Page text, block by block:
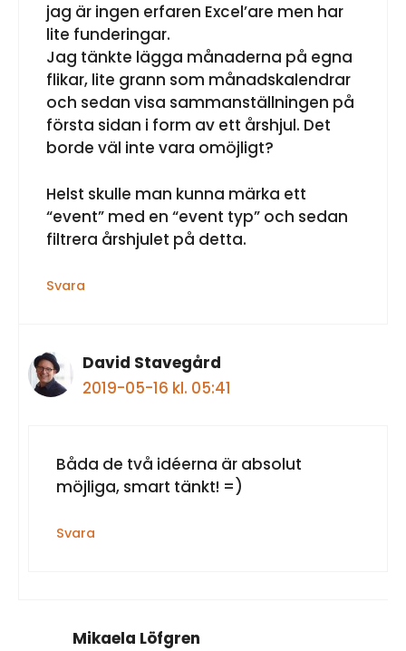
jag är ingen erfaren Excel’are men har
lite funderingar.
Jag tänkte lägga månaderna på egna
flikar, lite grann som månadskalendrar
och sedan visa sammanställningen på
första sidan i form av ett årshjul. Det
borde väl inte vara omöjligt?
Helst skulle man kunna märka ett
“event” med en “event typ” och sedan
filtrera årshjulet på detta.
Svara
David Stavegård
2019-05-16 kl. 05:41
Båda de två idéerna är absolut
möjliga, smart tänkt! =)
Svara
Mikaela Löfgren